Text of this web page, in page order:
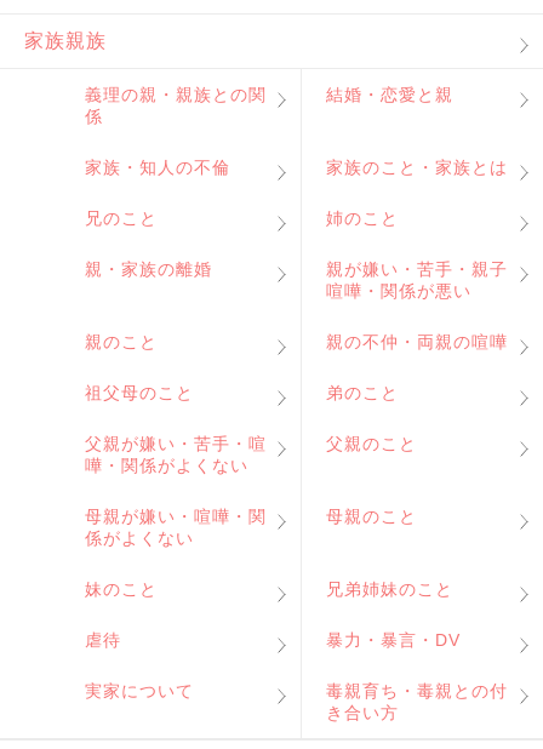
家族親族
義理の親・親族との関
係
結婚・恋愛と親
家族・知人の不倫 家族のこと・家族とは
兄のこと 姉のこと
親・家族の離婚
親が嫌い・苦手・親子
喧嘩・関係が悪い
親のこと 親の不仲・両親の喧嘩
祖父母のこと 弟のこと
父親が嫌い・苦手・喧
嘩・関係がよくない
父親のこと
母親が嫌い・喧嘩・関
係がよくない
母親のこと
妹のこと 兄弟姉妹のこと
虐待 暴力・暴言・DV
実家について
毒親育ち・毒親との付
き合い方